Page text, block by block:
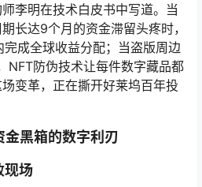
李明在技术白皮书中写道。当
长达9个月的资金滞留头疼时，
成全球收益分配；当盗版周边
NFT防伪技术让每件数字藏品都
变革，正在撕开好莱坞百年投
黑箱的数字利刃
现场